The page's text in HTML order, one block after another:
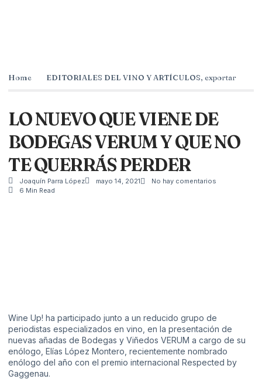
Home EDITORIALES DEL VINO Y ARTÍCULOS, exportar
LO NUEVO QUE VIENE DE
BODEGAS VERUM Y QUE NO
TE QUERRÁS PERDER
Joaquín Parra López mayo 14, 2021
No hay comentarios
6 Min Read
Wine Up! ha participado junto a un reducido grupo de
periodistas especializados en vino, en la presentación de
nuevas añadas de Bodegas y Viñedos VERUM a cargo de su
enólogo, Elías López Montero, recientemente nombrado
enólogo del año con el premio internacional Respected by
Gaggenau.